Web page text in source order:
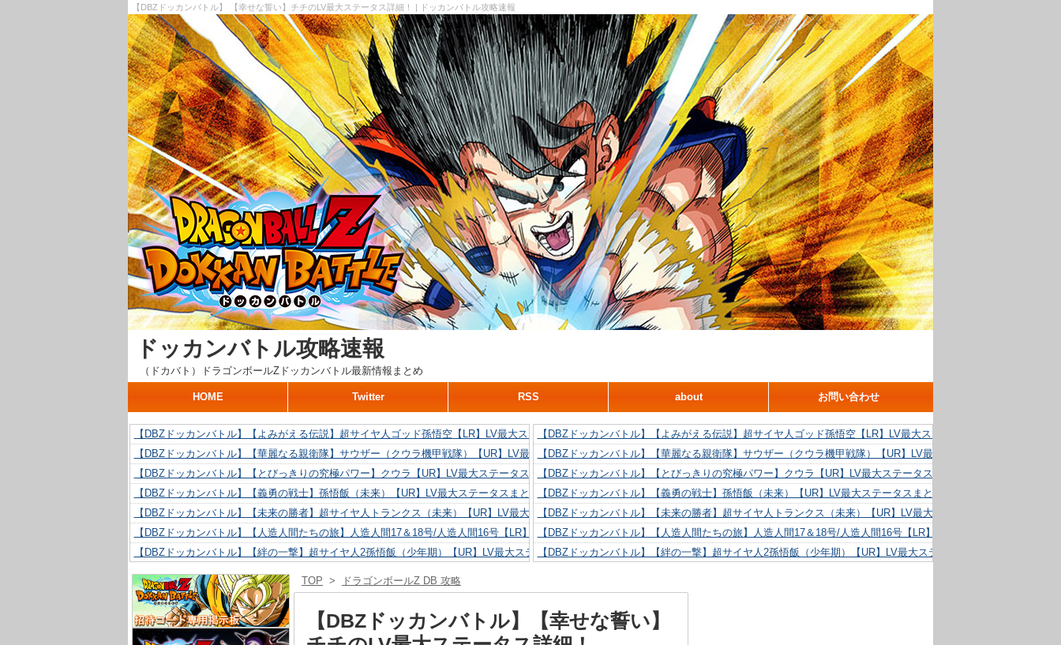
【DBZドッカンバトル】 【幸せな誓い】チチのLV最大ステータス詳細！ | ドッカンバトル攻略速報
ドッカンバトル攻略速報
（ドカバト）ドラゴンボールZドッカンバトル最新情報まとめ
HOME Twitter RSS about お問い合わせ
【DBZドッカンバトル】【よみがえる伝説】超サイヤ人ゴッド孫悟空【LR】LV最大ステータスまとめ！
【DBZドッカンバトル】【華麗なる親衛隊】サウザー（クウラ機甲戦隊）【UR】LV最大ステータスまとめ！
【DBZドッカンバトル】【とびっきりの究極パワー】クウラ【UR】LV最大ステータスまとめ！
【DBZドッカンバトル】【義勇の戦士】孫悟飯（未来）【UR】LV最大ステータスまとめ！
【DBZドッカンバトル】【未来の勝者】超サイヤ人トランクス（未来）【UR】LV最大ステータスまとめ！
【DBZドッカンバトル】【人造人間たちの旅】人造人間17＆18号/人造人間16号【LR】LV最大ステータスまとめ！
【DBZドッカンバトル】【絆の一撃】超サイヤ人2孫悟飯（少年期）【UR】LV最大ステータスまとめ！
【DBZドッカンバトル】【抗い続ける精神力】人造人間18号【UR】LV最大ステータスまとめ！
【DBZドッカンバトル】【技巧とひらめき】クリリン【UR】LV最大ステータスまとめ！
【DBZドッカンバトル】【新たに得た好機】人造人間16号【UR】LV最大ステータスまとめ！
【DBZドッカンバトル】【よみがえる伝説】超サイヤ人ゴッド孫悟空【LR】LV最大ステータスまとめ！
【DBZドッカンバトル】【華麗なる親衛隊】サウザー（クウラ機甲戦隊）【UR】LV最大ステータスまとめ！
【DBZドッカンバトル】【とびっきりの究極パワー】クウラ【UR】LV最大ステータスまとめ！
【DBZドッカンバトル】【義勇の戦士】孫悟飯（未来）【UR】LV最大ステータスまとめ！
【DBZドッカンバトル】【未来の勝者】超サイヤ人トランクス（未来）【UR】LV最大ステータスまとめ！
【DBZドッカンバトル】【人造人間たちの旅】人造人間17＆18号/人造人間16号【LR】LV最大ステータスまとめ！
【DBZドッカンバトル】【絆の一撃】超サイヤ人2孫悟飯（少年期）【UR】LV最大ステータスまとめ！
【DBZドッカンバトル】【技巧とひらめき】クリリン【UR】LV最大ステータスまとめ！
【DBZドッカンバトル】【新たに得た好機】人造人間16号【UR】LV最大ステータスまとめ！
TOP > ドラゴンボールZ DB 攻略
【DBZドッカンバトル】【幸せな誓い】